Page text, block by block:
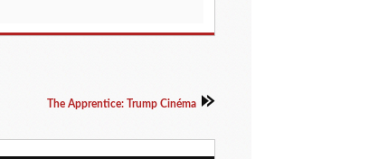
The Apprentice: Trump Cinéma